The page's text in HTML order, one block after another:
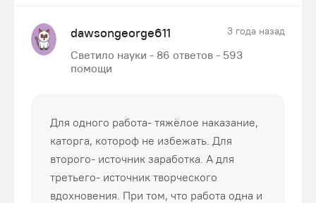
dawsongeorge611 3 года назад
Светило науки - 86 ответов - 593
помощи
Для одного работа- тяжёлое наказание,
каторга, котороф не избежать. Для
второго- источник заработка. А для
третьего- источник творческого
вдохновения. При том, что работа одна и